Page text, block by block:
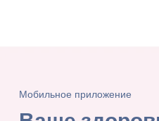
Мобильное приложение